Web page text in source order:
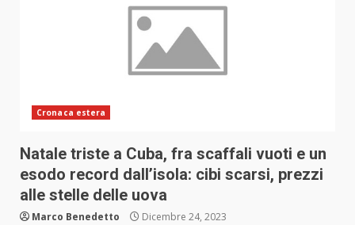
Cronaca estera
Natale triste a Cuba, fra scaffali vuoti e un
esodo record dall’isola: cibi scarsi, prezzi
alle stelle delle uova
Marco Benedetto Dicembre 24, 2023